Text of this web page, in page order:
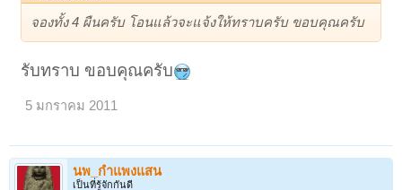
จองทั้ง 4 ผืนครับ โอนแล้วจะแจ้งให้ทราบครับ ขอบคุณครับ
รับทราบ ขอบคุณครับ
5 มกราคม 2011
นพ_กำแพงแสน
เป็นที่รู้จักกันดี